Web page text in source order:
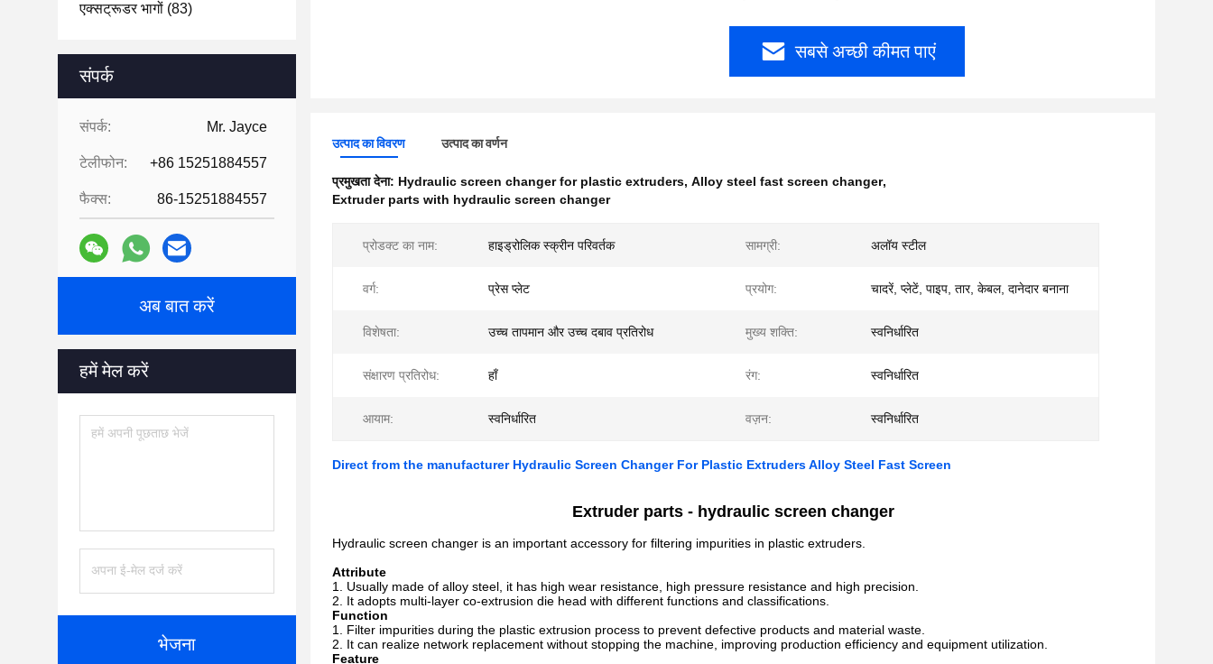
एक्सट्रूडर भागों (83)
संपर्क
संपर्क: Mr. Jayce
टेलीफोन: +86 15251884557
फैक्स: 86-15251884557
अब बात करें
हमें मेल करें
भेजना
सबसे अच्छी कीमत पाएं
उत्पाद का विवरण उत्पाद का वर्णन
प्रमुखता देना: Hydraulic screen changer for plastic extruders, Alloy steel fast screen changer,
Extruder parts with hydraulic screen changer
प्रोडक्ट का नाम: हाइड्रोलिक स्क्रीन परिवर्तक सामग्री: अलॉय स्टील
वर्ग: प्रेस प्लेट प्रयोग: चादरें, प्लेटें, पाइप, तार, केबल, दानेदार बनाना
विशेषता: उच्च तापमान और उच्च दबाव प्रतिरोध मुख्य शक्ति: स्वनिर्धारित
संक्षारण प्रतिरोध: हाँ रंग: स्वनिर्धारित
आयाम: स्वनिर्धारित वज़न: स्वनिर्धारित
Direct from the manufacturer Hydraulic Screen Changer For Plastic Extruders Alloy Steel Fast Screen
Extruder parts - hydraulic screen changer
Hydraulic screen changer is an important accessory for filtering impurities in plastic extruders.
Attribute
Usually made of alloy steel, it has high wear resistance, high pressure resistance and high precision.
It adopts multi-layer co-extrusion die head with different functions and classifications.
Function
Filter impurities during the plastic extrusion process to prevent defective products and material waste.
It can realize network replacement without stopping the machine, improving production efficiency and equipment utilization.
Feature